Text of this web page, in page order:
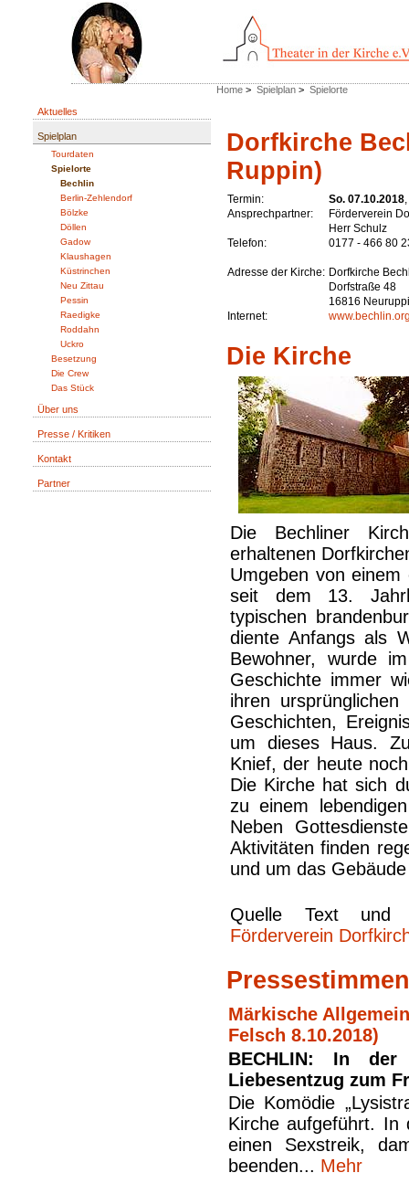
Home > Spielplan > Spielorte
Aktuelles
Spielplan
Tourdaten
Spielorte
Bechlin
Berlin-Zehlendorf
Bölzke
Döllen
Gadow
Klaushagen
Küstrinchen
Neu Zittau
Pessin
Raedigke
Roddahn
Uckro
Besetzung
Die Crew
Das Stück
Über uns
Presse / Kritiken
Kontakt
Partner
Dorfkirche
Ruppin)
Termin: So. 07.10.2018
Ansprechpartner:
Förderverein
Herr Schulz
Telefon:
0177 - 466 80
Adresse der Kirche: Dorfkirche
Dorfstraße 48
16816
Internet:
Die Kirche
Die Bechliner
erhaltenen
Umgeben von
seit dem 13.
typischen
diente Anfangs als
Bewohner, wurde
Geschichte immer
ihren
Geschichten,
um dieses Haus.
Knief, der heute
Die Kirche hat sich
zu einem
Neben
Aktivitäten finden
und um das
Quelle Text
Förderverein
Märkische
Felsch 8.10.2018)
BECHLIN: In
Liebesentzug zum
Die Komödie
Kirche aufgeführt. In
einen Sexstreik,
beenden... Mehr